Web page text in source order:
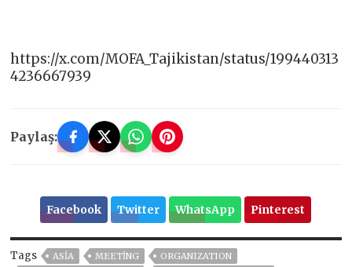
https://x.com/MOFA_Tajikistan/status/199440313
4236667939
Paylaş:
Facebook Twitter WhatsApp Pinterest
Tags ASIA MEETING
ORGANIZATION